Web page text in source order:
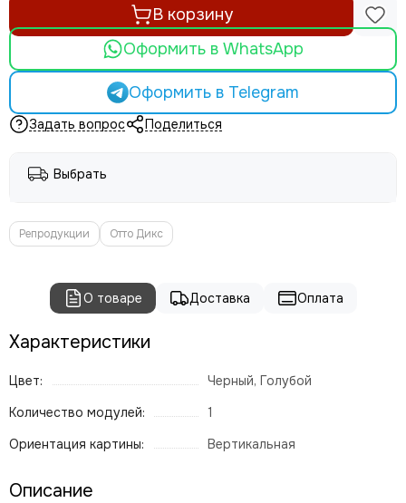
Отто Дикс
Пабло Пикассо
Питер Брейгель
Питер Пауль Рубенс
Поль Сезанн
Рембрандт
Татьяна Яблонская
Эми Джадд
Густав Климт
В корзину
Оформить в WhatsApp
Оформить в Telegram
Задать вопрос Поделиться
Выбрать
Репродукции Отто Дикс
О товаре Доставка Оплата
Характеристики
Цвет:
Черный, Голубой
Количество модулей:
1
Ориентация картины:
Вертикальная
Описание